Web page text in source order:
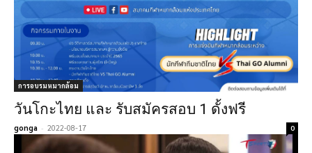
การอบรมหมากล้อม
วันโกะไทย และ รับสมัครสอบ 1 ดั้งฟรี
gonga - 2022-08-17 0